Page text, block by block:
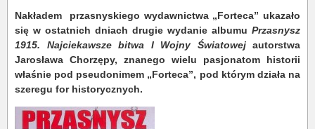
Nakładem przasnyskiego wydawnictwa „Forteca” ukazało
się w ostatnich dniach drugie wydanie albumu Przasnysz
1915. Najciekawsze bitwa I Wojny Światowejautorstwa
Jarosława Chorzępy, znanego wielu pasjonatom historii
właśnie pod pseudonimem „Forteca”, pod którym działa na
szeregu for historycznych.